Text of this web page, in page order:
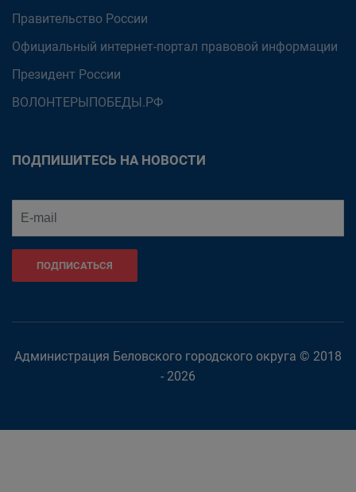
Правительство России
Официальный интернет-портал правовой информации
Президент России
ВОЛОНТЕРЫПОБЕДЫ.РФ
ПОДПИШИТЕСЬ НА НОВОСТИ
ПОДПИСАТЬСЯ
Администрация Беловского городского округа © 2018
- 2026